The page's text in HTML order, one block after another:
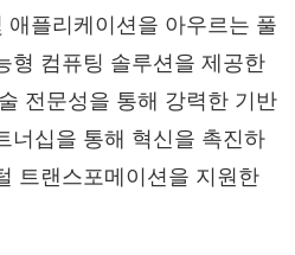
애플리케이션을 아우르는 풀
형 컴퓨팅 솔루션을 제공한
전문성을 통해 강력한 기반
너십을 통해 혁신을 촉진하
트랜스포메이션을 지원한